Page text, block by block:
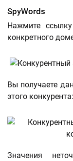
SpyWords
Нажмите
конкретного
Вы получаете
этого конкурента:
Значения